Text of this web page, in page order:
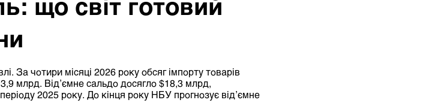
За чотири місяці 2026 року обсяг імпорту товарів
млрд. Від’ємне сальдо досягло $18,3 млрд,
2025 року. До кінця року НБУ прогнозує від’ємне